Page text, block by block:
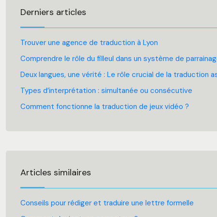
Derniers articles
Trouver une agence de traduction à Lyon
Comprendre le rôle du filleul dans un système de
Deux langues, une vérité : Le rôle crucial de la traduction
Types d’interprétation : simultanée ou consécutive
Comment fonctionne la traduction de jeux vidéo ?
Articles similaires
Conseils pour rédiger et traduire une lettre formelle